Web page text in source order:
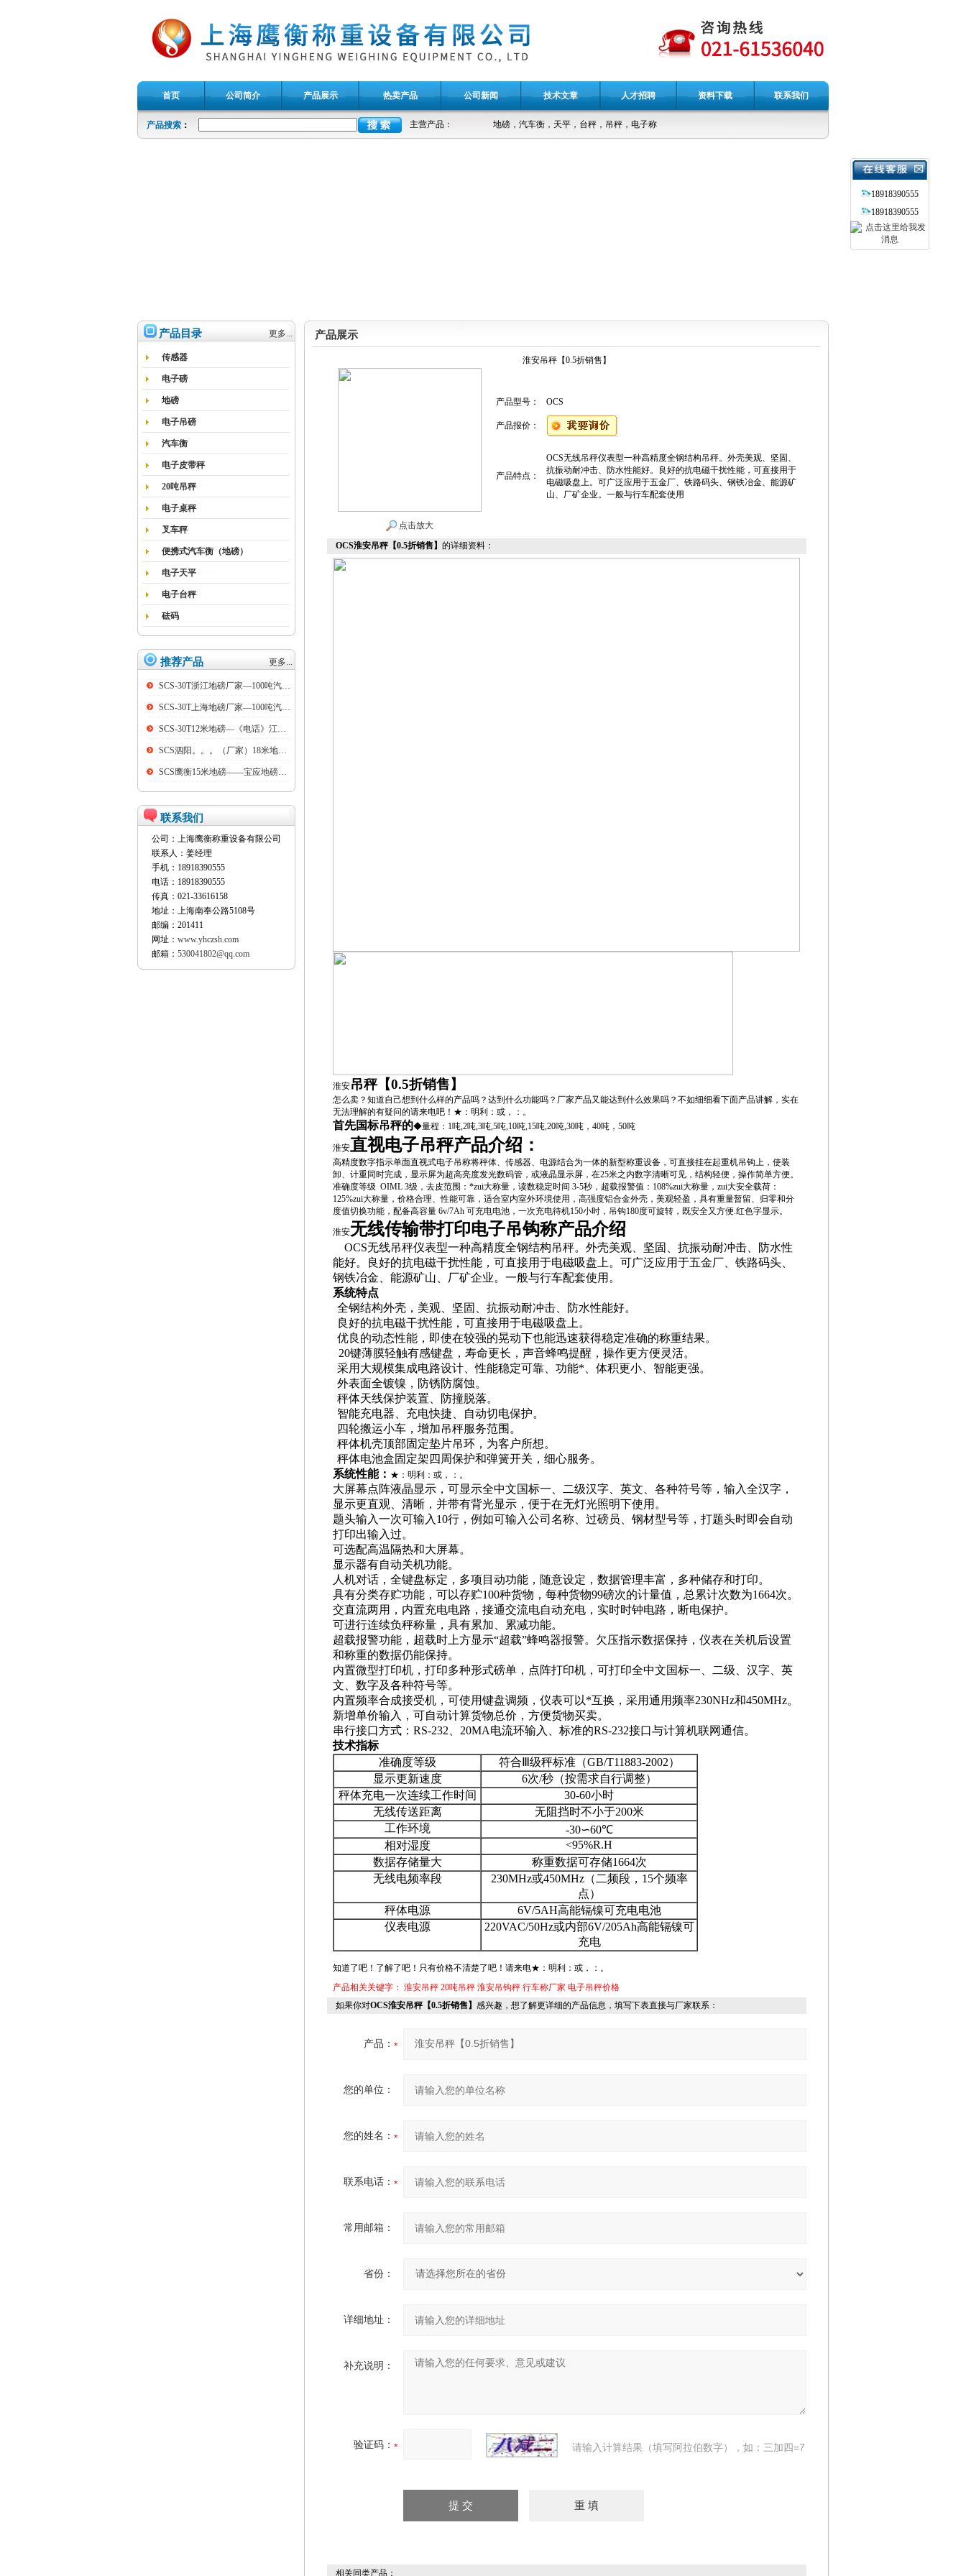
首页 公司简介 产品展示 热卖产品 公司新闻 技术文章 人才招聘 资料下载 联系我们
产品搜索： 主营产品： 地磅，汽车衡，天平，台秤，吊秤，电子称
18918390555
18918390555
产品目录 更多...
传感器
电子磅
地磅
电子吊磅
汽车衡
电子皮带秤
20吨吊秤
电子桌秤
叉车秤
便携式汽车衡（地磅）
电子天平
电子台秤
砝码
推荐产品 更多...
SCS-30T浙江地磅厂家—100吨汽车衡
SCS-30T上海地磅厂家—100吨汽车衡
SCS-30T12米地磅—《电话》江阴100吨地磅
SCS泗阳。。。（厂家）18米地磅（低价）
SCS鹰衡15米地磅——宝应地磅销售点
联系我们
公司：上海鹰衡称重设备有限公司
联系人：姜经理
手机：18918390555
电话：18918390555
传真：021-33616158
地址：上海南奉公路5108号
邮编：201411
网址： www.yhczsh.com
邮箱： 530041802@qq.com
产品展示
淮安吊秤【0.5折销售】
点击放大
产品型号： OCS
产品报价：
产品特点：
OCS无线吊秤仪表型一种高精度全钢结构吊秤。外壳美观、坚固、
抗振动耐冲击、防水性能好。良好的抗电磁干扰性能，可直接用于
电磁吸盘上。可广泛应用于五金厂、铁路码头、钢铁冶金、能源矿
山、厂矿企业。一般与行车配套使用
OCS淮安吊秤【0.5折销售】 的详细资料：
淮安吊秤【0.5折销售】
怎么卖？知道自己想到什么样的产品吗？达到什么功能吗？厂家产品又能达到什么效果吗？不如细细看下面产品讲解，实在
无法理解的有疑问的请来电吧！ ★：明利： 或 ， ： 。
首先国标吊秤的◆量程： 1吨,2吨,3吨,5吨,10吨,15吨,20吨,30吨， 40吨， 50吨
淮安直视电子吊秤产品介绍：
高精度数字指示单面直视式电子吊称将秤体、传感器、电源结合为一体的新型称重设备，可直接挂在起重机吊钩上，使装
卸、计重同时完成，显示屏为超高亮度发光数码管，或液晶显示屏，在25米之内数字清晰可见，结构轻便，操作简单方便。
准确度等级 OIML 3级，去皮范围： *zui大称量，读数稳定时间 3-5秒，超载报警值： 108%zui大称量，zui大安全载荷：
125%zui大称量，价格合理、性能可靠，适合室内室外环境使用，高强度铝合金外壳，美观轻盈，具有重量暂留、归零和分
度值切换功能，配备高容量 6v/7Ah 可充电电池，一次充电待机150小时，吊钩180度可旋转，既安全又方便.红色字显示。
淮安无线传输带打印电子吊钩称产品介绍
OCS无线吊秤仪表型一种高精度全钢结构吊秤。外壳美观、坚固、抗振动耐冲击、防水性
能好。良好的抗电磁干扰性能，可直接用于电磁吸盘上。可广泛应用于五金厂、铁路码头、
钢铁冶金、能源矿山、厂矿企业。一般与行车配套使用。
系统特点
全钢结构外壳，美观、坚固、抗振动耐冲击、防水性能好。
良好的抗电磁干扰性能，可直接用于电磁吸盘上。
优良的动态性能，即使在较强的晃动下也能迅速获得稳定准确的称重结果。
20键薄膜轻触有感键盘，寿命更长，声音蜂鸣提醒，操作更方便灵活。
采用大规模集成电路设计、性能稳定可靠、功能*、体积更小、智能更强。
外表面全镀镍，防锈防腐蚀。
秤体天线保护装置、防撞脱落。
智能充电器、充电快捷、自动切电保护。
四轮搬运小车，增加吊秤服务范围。
秤体机壳顶部固定垫片吊环，为客户所想。
秤体电池盒固定架四周保护和弹簧开关，细心服务。
系统性能： ★：明利： 或 ， ： 。
大屏幕点阵液晶显示，可显示全中文国标一、二级汉字、英文、各种符号等，输入全汉字，
显示更直观、清晰，并带有背光显示，便于在无灯光照明下使用。
题头输入一次可输入 10行，例如可输入公司名称、过磅员、钢材型号等，打题头时即会自动
打印出输入过。
可选配高温隔热和大屏幕。
显示器有自动关机功能。
人机对话，全键盘标定，多项目动功能，随意设定，数据管理丰富，多种储存和打印。
具有分类存贮功能，可以存贮100种货物，每种货物99磅次的计量值，总累计次数为1664次。
交直流两用，内置充电电路，接通交流电自动充电，实时时钟电路，断电保护。
可进行连续负秤称量，具有累加、累减功能。
超载报警功能，超载时上方显示“超载”蜂鸣器报警。欠压指示数据保持，仪表在关机后设置
和称重的数据仍能保持。
内置微型打印机，打印多种形式磅单，点阵打印机，可打印全中文国标一、二级、汉字、英
文、数字及各种符号等。
内置频率合成接受机，可使用键盘调频，仪表可以*互换，采用通用频率230NHz和450MHz。
新增单价输入，可自动计算货物总价，方便货物买卖。
串行接口方式： RS-232 20MA电流环输入、标准的RS-232接口与计算机联网通信。
技术指标
准确度等级
符合 级秤标准（GB/T11883-2002）
显示更新速度
6次/秒（按需求自行调整）
秤体充电一次连续工作时间
30-60小时
无线传送距离
无阻挡时不小于200米
工作环境
-30∽60℃
相对湿度
<95%R.H
数据存储量大
称重数据可存储1664次
无线电频率段
230MHz或450MHz（二频段， 15个频率
点）
秤体电源
6V/5AH高能镉镍可充电电池
仪表电源
220VAC/50Hz或内部6V/205Ah高能镉镍可
充电
知道了吧！了解了吧！只有价格不清楚了吧！请来电★：明利： 或 ， ： 。
产品相关关键字： 淮安吊秤 20吨吊秤 淮安吊钩秤 行车称厂家 电子吊秤价格
如果你对OCS淮安吊秤【0.5折销售】 感兴趣，想了解更详细的产品信息，填写下表直接与厂家联系：
产品：
您的单位：
您的姓名：
联系电话：
常用邮箱：
省份：
详细地址：
补充说明：
验证码： 请输入计算结果（填写阿拉伯数字），如：三加四=7
相关同类产品：